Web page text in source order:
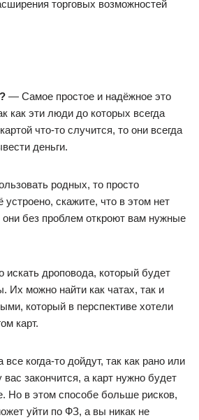
торговых возможностей
— Самое простое и надёжное это
как эти люди до которых всегда
что-то случится, то они всегда
деньги.
родных, то просто
устроено, скажите, что в этом нет
они без проблем откроют вам нужные
искать дроповода, который будет
Их можно найти как чатах, так и
который в перспективе хотели
карт.
когда-то дойдут, так как рано или
вас закончится, а карт нужно будет
Но в этом способе больше рисков,
уйти по ФЗ, а вы никак не